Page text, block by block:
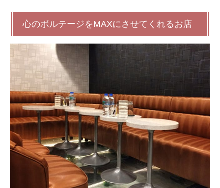
心のボルテージをMAXにさせてくれるお店